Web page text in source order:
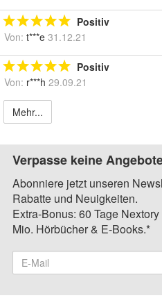
Positiv
Von: t***e 31.12.21
Positiv
Von: r***h 29.09.21
Mehr...
Verpasse keine
Abonniere jetzt unseren
Rabatte und Neuigkeiten.
Extra-Bonus: 60 Tage
Mio. Hörbücher & E-Books.*